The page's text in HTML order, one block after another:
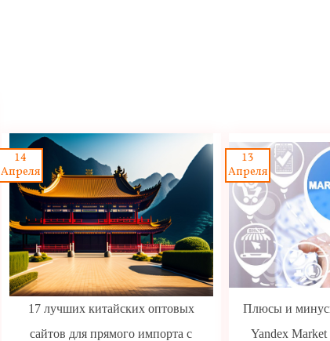
14
Апреля
17 лучших китайских оптовых
сайтов для прямого импорта с
13
Апреля
Плюсы и
Yandex